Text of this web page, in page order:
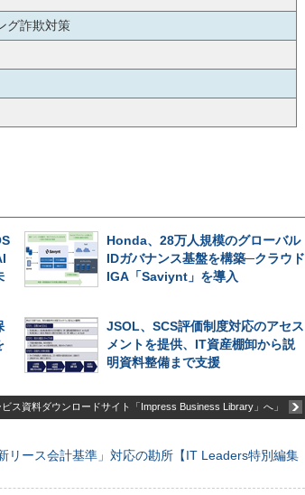
グ詐欺対策
Honda、28万人規模のグローバル
IDガバナンス基盤を構築─クラウド
IGA「Saviynt」を導入
JSOL、SCS評価制度対応のアセス
メントを提供、IT資産棚卸から説
明資料整備まで支援
ビス資料ダウンロードサイト「Impress Business Library」へ」
リース会計基準」対応の勘所【IT Leaders特別編集